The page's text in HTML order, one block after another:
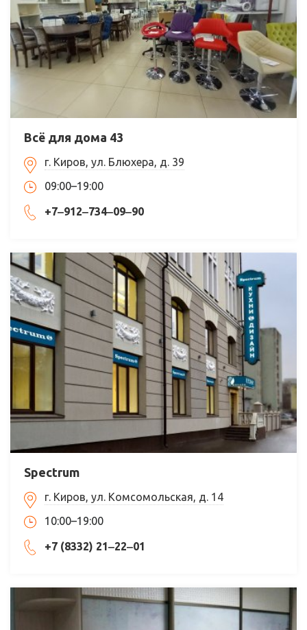
Всё для дома 43
г. Киров, ул. Блюхера, д. 39
09:00–19:00
+7‒912‒734‒09‒90
Spectrum
г. Киров, ул. Комсомольская, д. 14
10:00–19:00
+7 (8332) 21‒22‒01